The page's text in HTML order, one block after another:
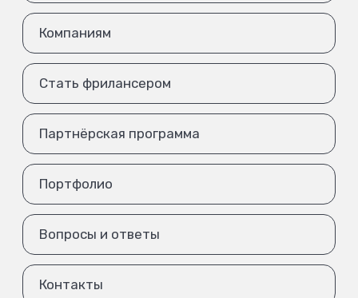
Компаниям
Стать фрилансером
Партнёрская программа
Портфолио
Вопросы и ответы
Контакты